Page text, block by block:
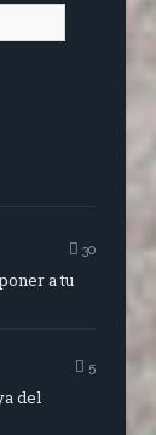
30
a tu
5
del